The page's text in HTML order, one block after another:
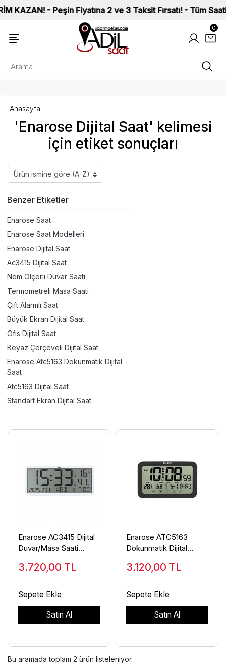
KAZAN! - Peşin Fiyatına 2 ve 3 Taksit Fırsatı! - Tüm
0
'Enarose Dijital Saat' kelimesi
için etiket sonuçları
Anasayfa
Benzer Etiketler
Enarose Saat
Enarose Saat Modelleri
Enarose Dijital Saat
Ac3415 Dijital Saat
Nem Ölçerli Duvar Saati
Termometreli Masa Saati
Çift Alarmlı Saat
Büyük Ekran Dijital Saat
Ofis Dijital Saat
Beyaz Çerçeveli Dijital Saat
Enarose Atc5163 Dokunmatik Dijital
Saat
Atc5163 Dijital Saat
Standart Ekran Dijital Saat
Enarose AC3415 Dijital
Duvar/Masa Saati
3.720,00 TL
Sepete Ekle
Satın Al
Enarose ATC5163
Dokunmatik Dijital
Sıcaklık Nem
3.120,00 TL
Sepete Ekle
Satın Al
Bu aramada toplam 2 ürün listeleniyor.